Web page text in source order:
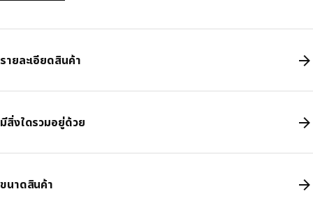
รายละเอียดสินค้า
มีสิ่งใดรวมอยู่ด้วย
ขนาดสินค้า